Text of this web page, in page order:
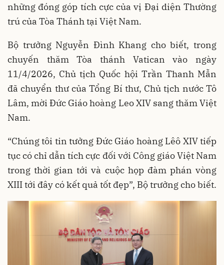
những đóng góp tích cực của vị Đại diện Thường
trú của Tòa Thánh tại Việt Nam.
Bộ trưởng Nguyễn Đình Khang cho biết, trong
chuyến thăm Tòa thánh Vatican vào ngày
11/4/2026, Chủ tịch Quốc hội Trần Thanh Mẫn
đã chuyển thư của Tổng Bí thư, Chủ tịch nước Tô
Lâm, mời Đức Giáo hoàng Leo XIV sang thăm Việt
Nam.
“Chúng tôi tin tưởng Đức Giáo hoàng Lêô XIV tiếp
tục có chỉ dẫn tích cực đối với Công giáo Việt Nam
trong thời gian tới và cuộc họp đàm phán vòng
XIII tới đây có kết quả tốt đẹp”, Bộ trưởng cho biết.